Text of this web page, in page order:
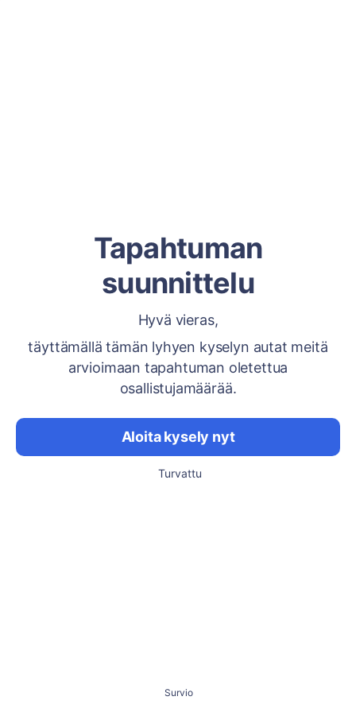
Tapahtuman
suunnittelu
Hyvä vieras,
täyttämällä tämän lyhyen kyselyn autat meitä
arvioimaan tapahtuman oletettua
osallistujamäärää.
Aloita kysely nyt
Turvattu
Survio